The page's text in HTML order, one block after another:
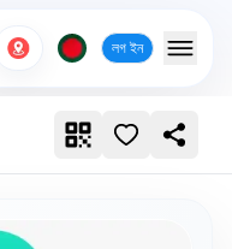
লগ ইন